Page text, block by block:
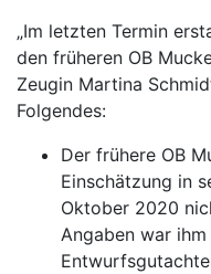
„Im letzten Termin
den früheren OB
Zeugin Martina
Folgendes:
Der frühere OB
Einschätzung in
Oktober 2020
Angaben war